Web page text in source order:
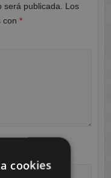
publicada.
Los
con *
cookies